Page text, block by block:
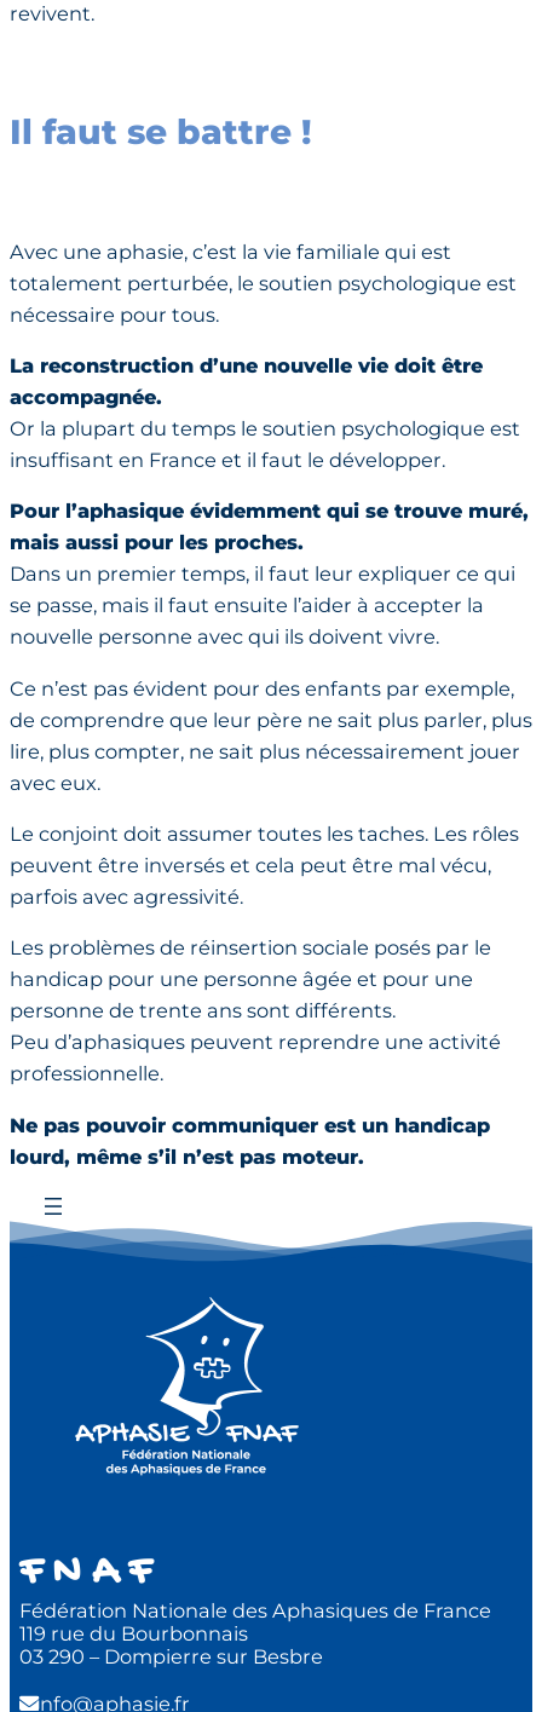
revivent.
Il faut se battre !
Avec une aphasie, c’est la vie familiale qui est
totalement perturbée, le soutien psychologique est
nécessaire pour tous.
La reconstruction d’une nouvelle vie doit être
accompagnée.
Or la plupart du temps le soutien psychologique est
insuffisant en France et il faut le développer.
Pour l’aphasique évidemment qui se trouve muré,
mais aussi pour les proches.
Dans un premier temps, il faut leur expliquer ce qui
se passe, mais il faut ensuite l’aider à accepter la
nouvelle personne avec qui ils doivent vivre.
Ce n’est pas évident pour des enfants par exemple,
de comprendre que leur père ne sait plus parler, plus
lire, plus compter, ne sait plus nécessairement jouer
avec eux.
Le conjoint doit assumer toutes les taches. Les rôles
peuvent être inversés et cela peut être mal vécu,
parfois avec agressivité.
Les problèmes de réinsertion sociale posés par le
handicap pour une personne âgée et pour une
personne de trente ans sont différents.
Peu d’aphasiques peuvent reprendre une activité
professionnelle.
Ne pas pouvoir communiquer est un handicap
lourd, même s’il n’est pas moteur.
F N A F
Fédération Nationale des Aphasiques de France
119 rue du Bourbonnais
03 290 – Dompierre sur Besbre
info@aphasie.fr